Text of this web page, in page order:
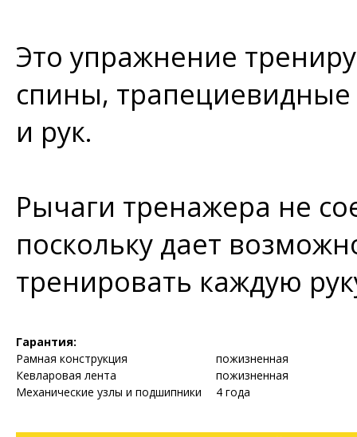
Это упражнение
спины,
и рук.
Рычаги тренажера не
поскольку дает
тренировать каждую
Гарантия:
Рамная конструкция
пожизненная
Кевларовая лента
пожизненная
Механические узлы и подшипники
4 года